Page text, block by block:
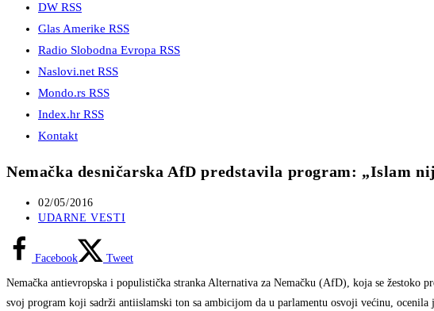
DW RSS
Glas Amerike RSS
Radio Slobodna Evropa RSS
Naslovi.net RSS
Mondo.rs RSS
Index.hr RSS
Kontakt
Nemačka desničarska AfD predstavila program: „Islam
Post
published:
02/05/2016
Post
UDARNE VESTI
Facebook Tweet
Nemačka antievropska i populistička stranka Alternativa za Nemačku (AfD), koja se
svoj program koji sadrži antiislamski ton sa ambicijom da u parlamentu osvoji većinu, ocenila